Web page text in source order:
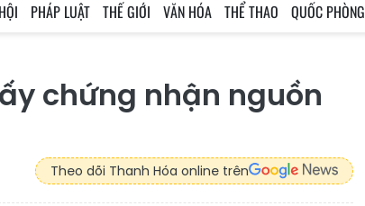
PHÁP LUẬT THẾ GIỚI VĂN HÓA THỂ THAO QUỐC PHÒNG
chứng nhận nguồn
Theo dõi Thanh Hóa online trên